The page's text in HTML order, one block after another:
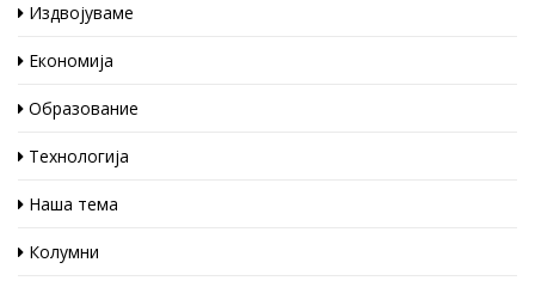
Издвојуваме
Економија
Образование
Технологија
Наша тема
Колумни